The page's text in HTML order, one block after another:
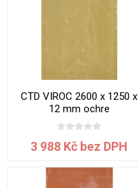
CTD VIROC 2600 x 1250 x
12 mm ochre
3 988 Kč bez DPH